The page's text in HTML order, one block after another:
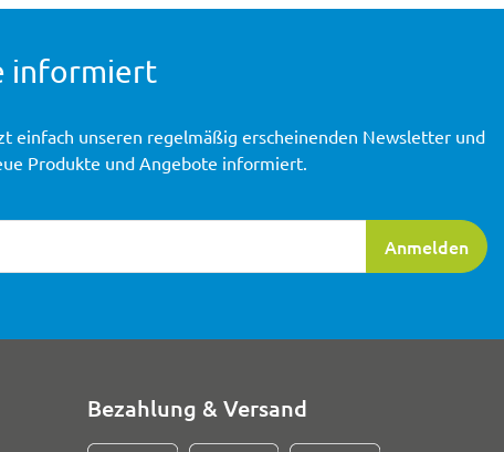
informiert
Anmelden
einfach unseren regelmäßig erscheinenden Newsletter und
Produkte und Angebote informiert.
Bezahlung & Versand